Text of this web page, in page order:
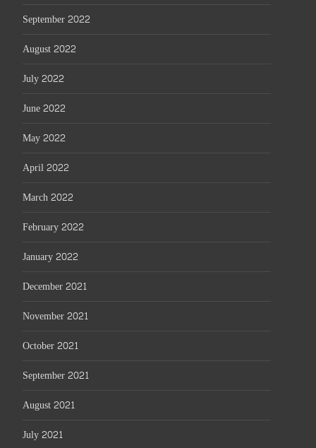
September 2022
August 2022
July 2022
June 2022
May 2022
April 2022
March 2022
February 2022
January 2022
December 2021
November 2021
October 2021
September 2021
August 2021
July 2021